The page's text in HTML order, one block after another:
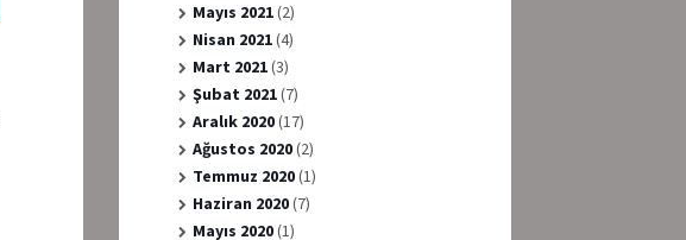
Mayıs 2021(2)
Nisan 2021(4)
Mart 2021(3)
Şubat 2021(7)
Aralık 2020(17)
Ağustos 2020(2)
Temmuz 2020(1)
Haziran 2020(7)
Mayıs 2020(1)